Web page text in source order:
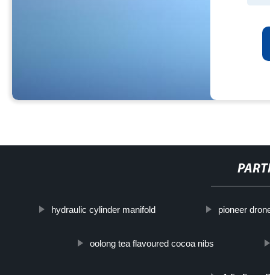
hydraulic cylinder manifold pioneer
oolong tea flavoured cocoa nibs